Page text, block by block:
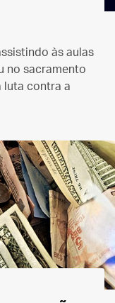
às aulas
no sacramento
luta contra a